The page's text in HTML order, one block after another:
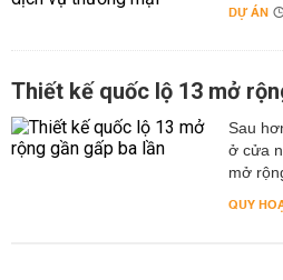
DỰ ÁN
Thiết kế quốc lộ 13 mở
Sau
ở cửa
mở
QUY